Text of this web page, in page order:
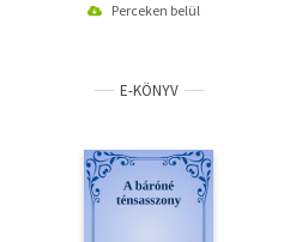
Perceken belül
E-KÖNYV